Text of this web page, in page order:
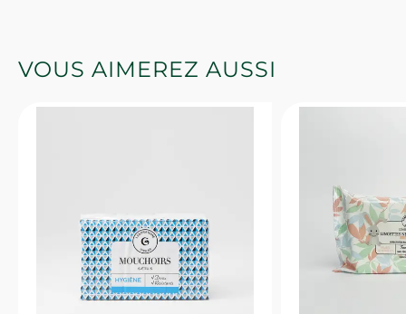
VOUS AIMEREZ AUSSI